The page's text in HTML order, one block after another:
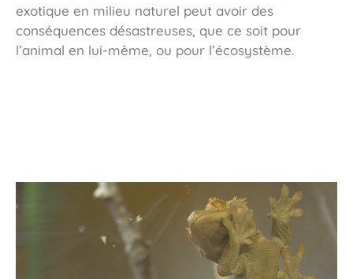
exotique en milieu naturel peut avoir des
conséquences désastreuses, que ce soit pour
l’animal en lui-même, ou pour l’écosystème.